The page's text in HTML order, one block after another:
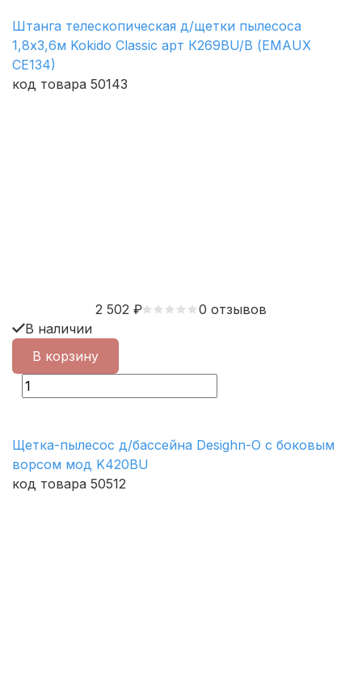
Штанга телескопическая д/щетки пылесоса
1,8х3,6м Kokido Classic арт К269ВU/В (EMAUX
СЕ134)
код товара 50143
2 502 ₽
0 отзывов
В наличии
В корзину
Щетка-пылесос д/бассейна Desighn-O с боковым
ворсом мод K420BU
код товара 50512